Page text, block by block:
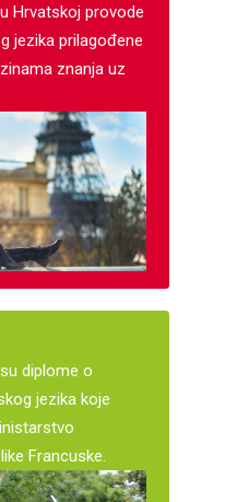
Hrvatskoj provode
jezika prilagođene
znanja uz
diplome o
jezika koje
Francuske.